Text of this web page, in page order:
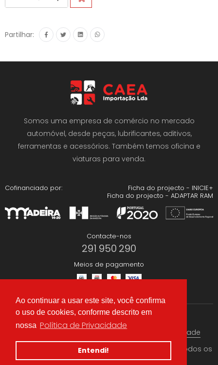
Ao continuar a usar este site, você confirma
o uso de cookies, conforme descrito em
nossa Política de Privacidade
Entendi!
Partilhar:
Somos uma empresa de comércio no mercado
automóvel, desde peças, lubrificantes, aditivos,
ferramentas e acessórios. Também temos oficina e
viaturas para venda.
Cofinanciado por:
Ficha do projecto - INICIE+
Ficha do projecto - ADAPTAR RAM
Contacte-nos
291 950 290
Meios de pagamento
© 2026 CAEA Importação Lda. Criado por
. Todos os
direitos reservados
Termos & condições Política de Privacidade
Redes Sociais